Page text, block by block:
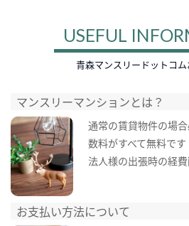
USEFUL
青森マンスリードットコ
マンスリーマンションとは？
通常の賃貸物件の場
数料がすべて無料です
法人様の出張時の経
お支払い方法について